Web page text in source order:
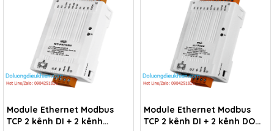
Module Ethernet Modbus
TCP 2 kênh DI + 2 kênh
Module Ethernet Modbus
TCP 2 kênh DI + 2 kênh DO